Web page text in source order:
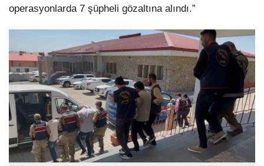
operasyonlarda 7 şüpheli gözaltına alındı.”